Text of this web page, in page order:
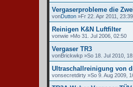
Vergaserprobleme die
vonDutton »Fr 22. Apr 2011, 23:39
Reinigen K&N Luftfilter
vonwie »Mo 31. Jul 2006, 02:50
Vergaser TR3
vonBrickwkp »So 18. Jul 2010,
Ultraschallreinigung von
vonsecretdirty »So 9. Aug 2009,